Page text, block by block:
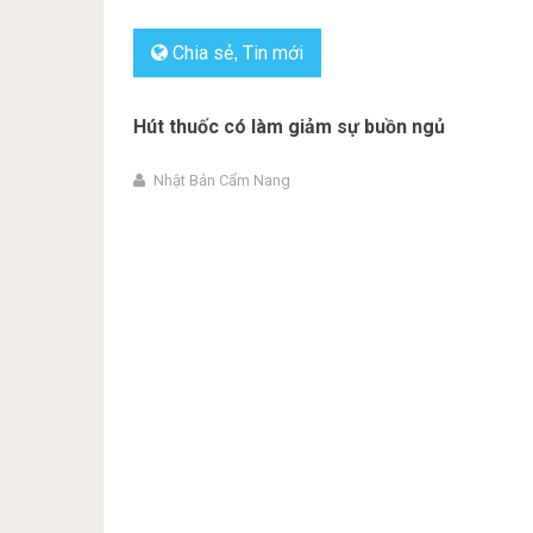
Chia sẻ, Tin mới
Hút thuốc có làm giảm sự buồn ngủ
Nhật Bản Cẩm Nang